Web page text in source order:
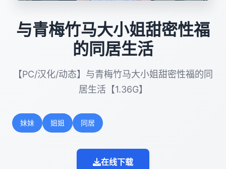
与青梅竹马大小姐甜密性福
的同居生活
【PC/汉化/动态】与青梅竹马大小姐甜密性福的同
居生活【1.36G】
妹妹 姐姐 同居
在线下载